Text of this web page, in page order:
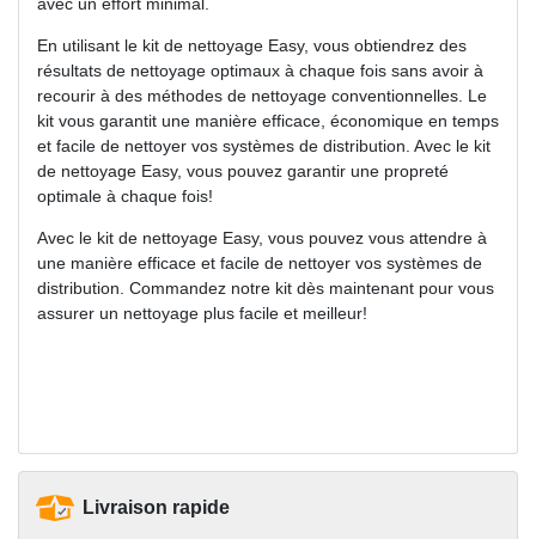
En utilisant le kit de nettoyage Easy, vous obtiendrez des
résultats de nettoyage optimaux à chaque fois sans avoir à
recourir à des méthodes de nettoyage conventionnelles. Le
kit vous garantit une manière efficace, économique en temps
et facile de nettoyer vos systèmes de distribution. Avec le kit
de nettoyage Easy, vous pouvez garantir une propreté
optimale à chaque fois!
Avec le kit de nettoyage Easy, vous pouvez vous attendre à
une manière efficace et facile de nettoyer vos systèmes de
distribution. Commandez notre kit dès maintenant pour vous
assurer un nettoyage plus facile et meilleur!
Livraison rapide